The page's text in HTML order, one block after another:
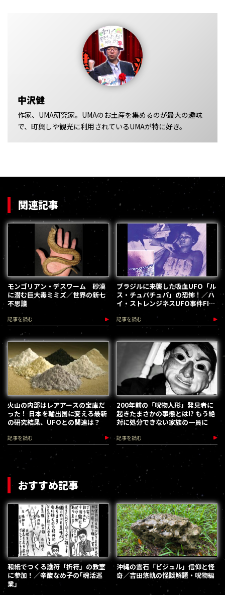
中沢健
作家、UMA研究家。UMAのお土産を集めるのが最大の趣味
で、町興しや観光に利用されているUMAが特に好き。
関連記事
モンゴリアン・デスワーム 砂漠
に潜む巨大毒ミミズ／世界の新七
不思議
記事を読む
ブラジルに来襲した吸血UFO「ル
ス・チュパチュパ」の恐怖！／ハ
イ・ストレンジネスUFO事件FILE
記事を読む
火山の内部はレアアースの宝庫だ
った！ 日本を輸出国に変える最新
の研究結果、UFOとの関連は？
記事を読む
200年前の「呪物人形」発見者に
起きたまさかの事態とは!? もう絶
対に処分できない家族の一員に
記事を読む
おすすめ記事
和紙でつくる護符「折符」の教室
に参加！／辛酸なめ子の｢魂活巡
業｣
沖縄の霊石「ビジュル」信仰と怪
奇／吉田悠軌の怪談解題・呪物編